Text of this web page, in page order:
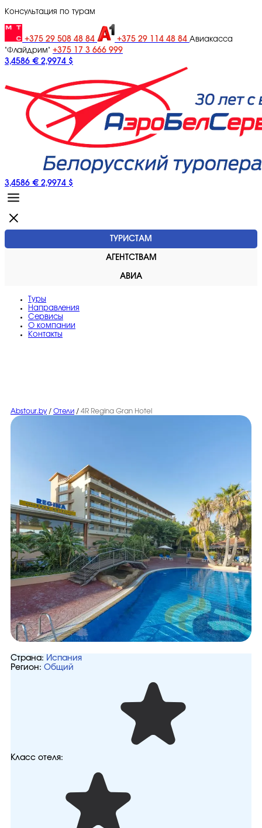
Консультация по турам
+375 29 508 48 84 +375 29 114 48 84 Авиакасса
"Флайдрим" +375 17 3 666 999
3,4586 € 2,9974 $
3,4586 € 2,9974 $
ТУРИСТАМ
АГЕНТСТВАМ
АВИА
Туры
Направления
Сервисы
O компании
Контакты
Abstour.by / Отели / 4R Regina Gran Hotel
Страна: Испания
Регион: Общий
Класс отеля: